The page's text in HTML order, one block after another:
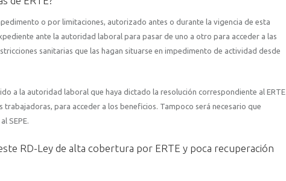
o por limitaciones, autorizado antes o durante la vigencia de esta
ante la autoridad laboral para pasar de uno a otro para acceder a las
sanitarias que las hagan situarse en impedimento de actividad desde
a la autoridad laboral que haya dictado la resolución correspondiente al ERTE
para acceder a los beneficios. Tampoco será necesario que
SEPE.
RD-Ley de alta cobertura por ERTE y poca recuperación